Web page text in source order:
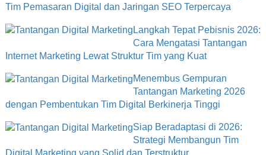
Tim Pemasaran Digital dan Jaringan SEO Terpercaya
Langkah Tepat Pebisnis 2026:
Cara Mengatasi Tantangan
Internet Marketing Lewat Struktur Tim yang Kuat
Menembus Gempuran
Tantangan Marketing 2026
dengan Pembentukan Tim Digital Berkinerja Tinggi
Siap Beradaptasi di 2026:
Strategi Membangun Tim